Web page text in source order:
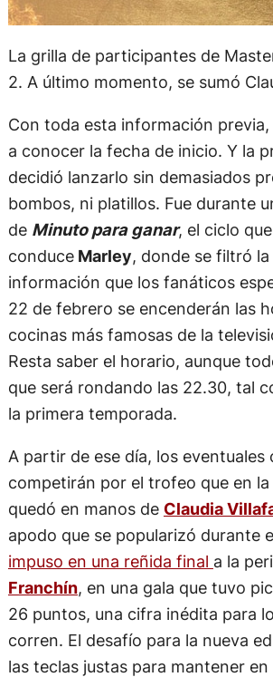
La grilla de participantes de
2. A último momento, se sumó
Con toda esta información
a conocer la fecha de inicio. Y la
decidió lanzarlo sin demasiados
bombos, ni platillos. Fue durante
de Minuto para ganar, el ciclo que
conduceMarley, donde se filtró
información que los fanáticos
22 de febrero se encenderán las
cocinas más famosas de la
Resta saber el horario, aunque
que será rondando las 22.30, tal
la primera temporada.
A partir de ese día, los eventuales
competirán por el trofeo que en
quedó en manos de Claudia
apodo que se popularizó durante
impuso en una reñida final a la
Franchín, en una gala que tuvo
26 puntos, una cifra inédita para
corren. El desafío para la nueva
las teclas justas para mantener